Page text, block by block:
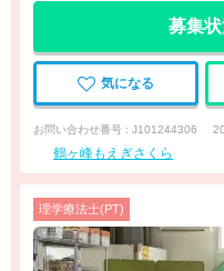
募集
気になる
お問い合わせ番号 : J101244306
鶴ヶ峰もえぎさくら
理学療法士(PT)